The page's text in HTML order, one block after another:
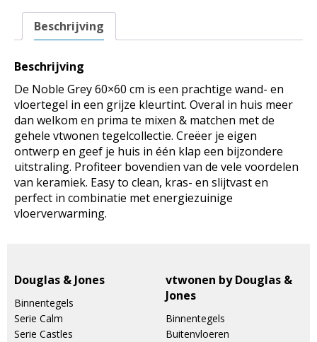
60x60
aantalBeschrijving
Beschrijving
De Noble Grey 60×60 cm is een prachtige wand- en
vloertegel in een grijze kleurtint. Overal in huis meer
dan welkom en prima te mixen & matchen met de
gehele vtwonen tegelcollectie. Creëer je eigen
ontwerp en geef je huis in één klap een bijzondere
uitstraling. Profiteer bovendien van de vele voordelen
van keramiek. Easy to clean, kras- en slijtvast en
perfect in combinatie met energiezuinige
vloerverwarming.
Douglas & Jones
Binnentegels
Serie Calm
Serie Castles
vtwonen by Douglas &
Jones
Binnentegels
Buitenvloeren